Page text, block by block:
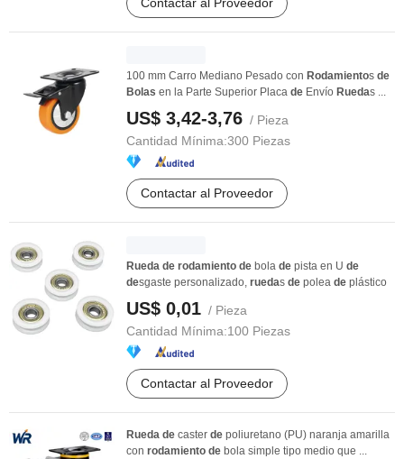
100 mm Carro Mediano Pesado con Rodamientos de
Bolas en la Parte Superior Placa de Envío Ruedas ...
US$ 3,42-3,76 / Pieza
Cantidad Mínima:300 Piezas
Contactar al Proveedor
Rueda de rodamiento de bola de pista en U de
desgaste personalizado, ruedas de polea de plástico
US$ 0,01 / Pieza
Cantidad Mínima:100 Piezas
Contactar al Proveedor
Rueda de caster de poliuretano (PU) naranja amarilla
con rodamiento de bola simple tipo medio que ...